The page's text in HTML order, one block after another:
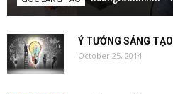
Ý TƯỞNG SÁNG
October 25, 2014